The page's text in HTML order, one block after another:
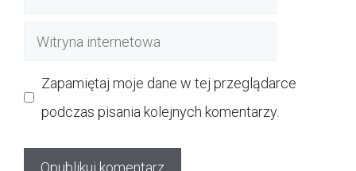
Witryna
Zapamiętaj moje dane w tej przeglądarce
podczas pisania kolejnych komentarzy.